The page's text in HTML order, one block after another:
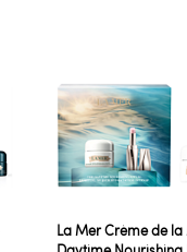
La Mer Crème de la